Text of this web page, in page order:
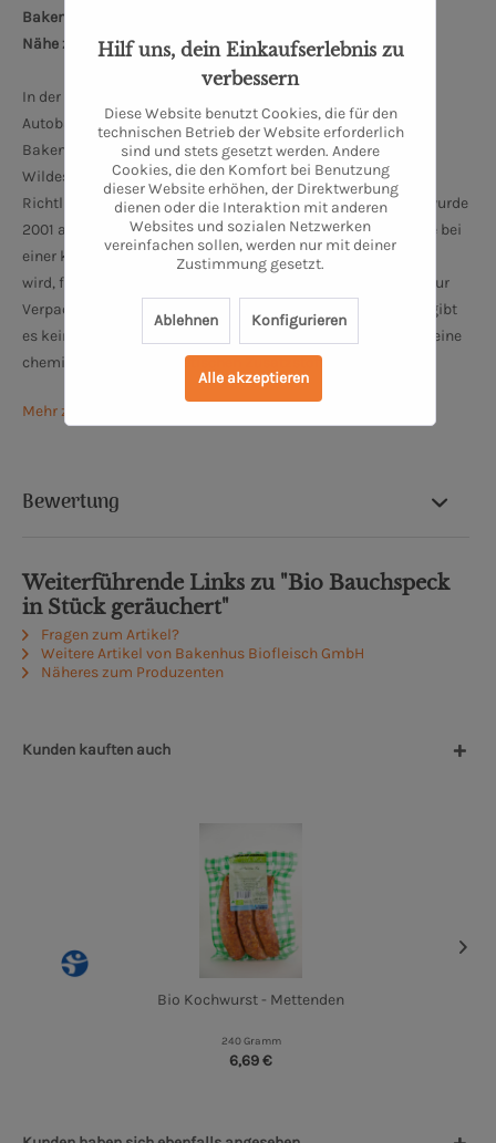
Bakenhuser Esch 8, 26197 Großenkneten
Nähe zum Oldenburger Schloss: 34 km
In der Nähe von Oldenburg und Bremen, 10 km nördlich des
Autobahndreiecks Ahlhorner Heide, befindet sich der Biohof
Bakenhus, ruhig und idyllisch gelegen im Naturpark
Wildeshauser Geest. Der Hof wird seit 1997 nach Naturland-
Richtlinien bewirtschaftet. Die Bakenhus Biofleisch GmbH wurde
2001 auf dem Biohof gegründet. Bis auf die Schlachtung, die bei
einer kleinen Landschlachterei im Nachbarort durchgeführt
wird, findet die gesamte Produktion, von der Zerlegung bis zur
Verpackung in eigenen Räumlichkeiten statt. Kurzum: Hier gibt
es keine langen Transportwege für Tiere und Produkte und keine
chemischen oder synthetischen Zusatzstoffe.
Mehr zum Biohof Bakenhus
Bewertung
Weiterführende Links zu "Bio Bauchspeck
in Stück geräuchert"
Fragen zum Artikel?
Weitere Artikel von Bakenhus Biofleisch GmbH
Näheres zum Produzenten
Kunden kauften auch
Bio Kochwurst - Mettenden
240 Gramm
6,69 €
Hilf uns, dein Einkaufserlebnis zu
verbessern
Diese Website benutzt Cookies, die für den
technischen Betrieb der Website erforderlich
sind und stets gesetzt werden. Andere
Cookies, die den Komfort bei Benutzung
dieser Website erhöhen, der Direktwerbung
dienen oder die Interaktion mit anderen
Websites und sozialen Netzwerken
vereinfachen sollen, werden nur mit deiner
Zustimmung gesetzt.
Ablehnen Konfigurieren
Alle akzeptieren